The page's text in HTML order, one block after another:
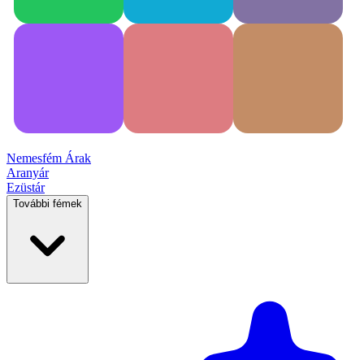
Nemesfém Árak
Aranyár
Ezüstár
További fémek